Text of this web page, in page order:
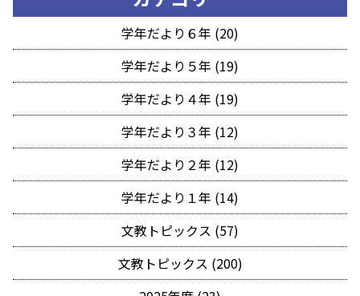
学年だより６年 (20)
学年だより５年 (19)
学年だより４年 (19)
学年だより３年 (12)
学年だより２年 (12)
学年だより１年 (14)
文教トピックス (57)
文教トピックス (200)